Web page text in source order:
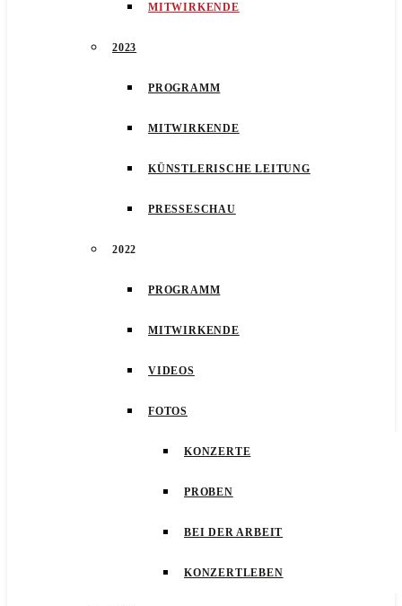
MITWIRKENDE
2023
PROGRAMM
MITWIRKENDE
KÜNSTLERISCHE LEITUNG
PRESSESCHAU
2022
PROGRAMM
MITWIRKENDE
VIDEOS
FOTOS
KONZERTE
PROBEN
BEI DER ARBEIT
KONZERTLEBEN